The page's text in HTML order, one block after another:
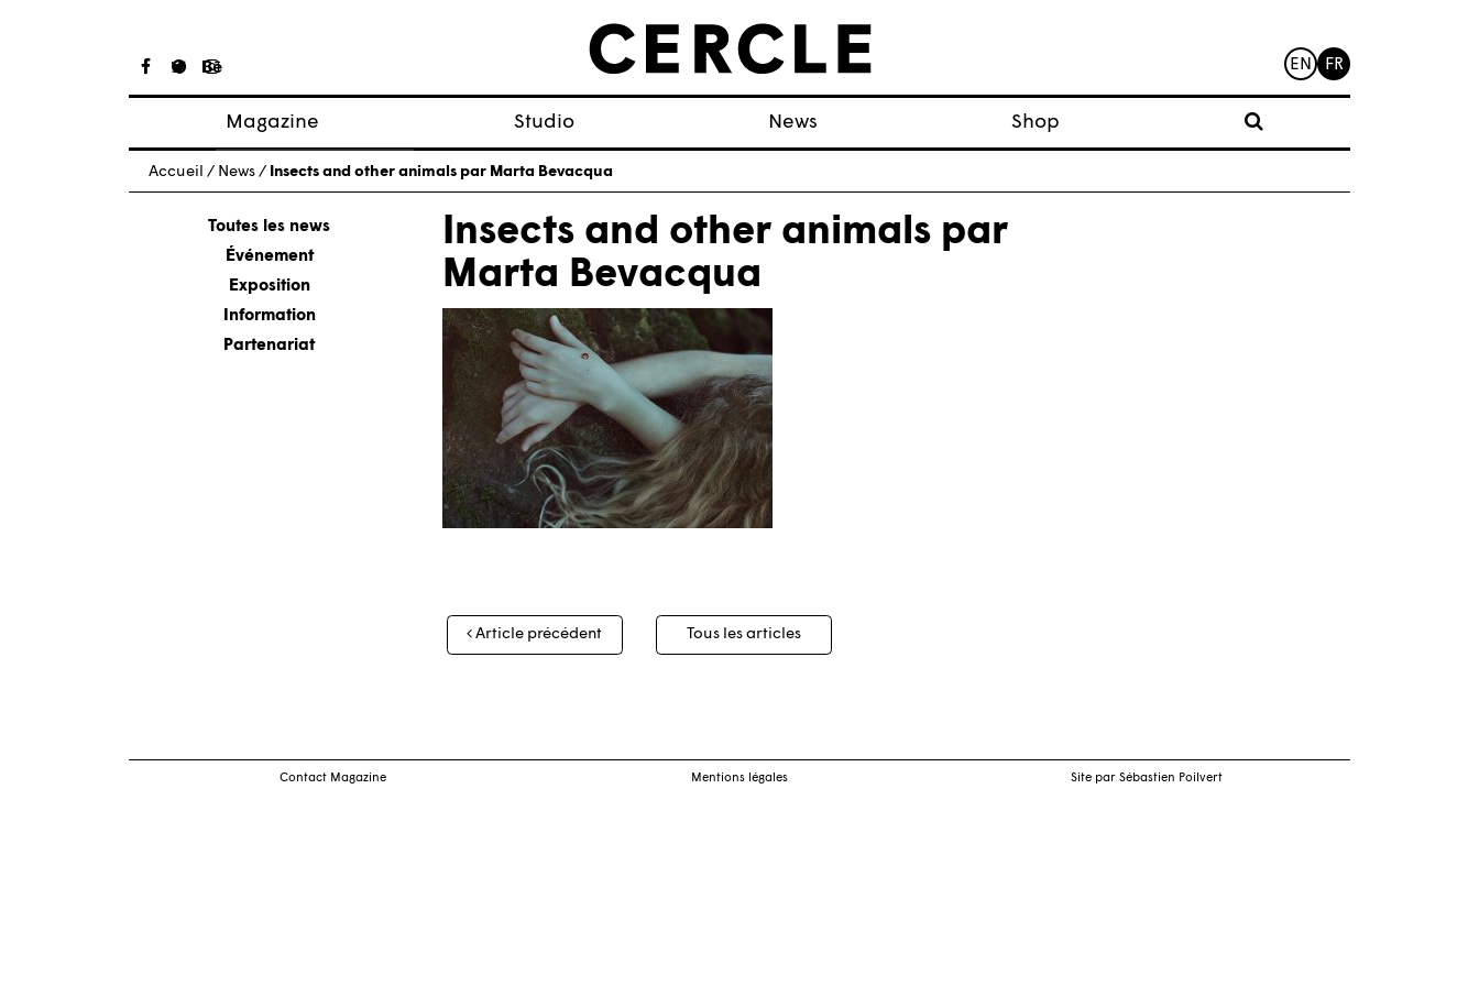
EN FR
Magazine
Articles
À propos
Numéros
Studio News Shop
Accueil / News / Insects and other animals par Marta Bevacqua
Toutes les news
Événement
Exposition
Information
Partenariat
Insects and other animals par
Marta Bevacqua
Navigation
des
Article précédent Tous les articles
Contact Magazine Mentions légales Site par Sébastien Poilvert